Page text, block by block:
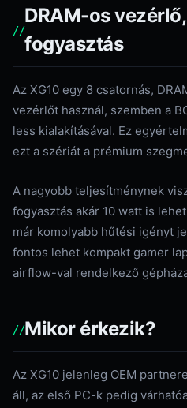
DRAM-os
fogyasztás
Az XG10 egy 8 csatornás,
vezérlőt használ, szemben a
less kialakításával. Ez
ezt a szériát a prémium
A nagyobb teljesítménynek
fogyasztás akár 10 watt is
már komolyabb hűtési igényt
fontos lehet kompakt gamer
airflow-val rendelkező
Mikor érkezik?
Az XG10 jelenleg OEM
áll, az első PC-k pedig